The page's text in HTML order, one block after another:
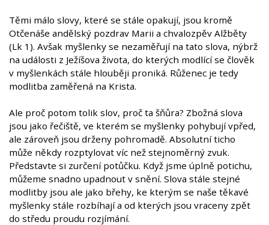
Těmi málo slovy, které se stále opakují, jsou kromě
Otčenáše andělský pozdrav Marii a chvalozpěv Alžběty
(Lk 1). Avšak myšlenky se nezaměřují na tato slova, nýbrž
na události z Ježíšova života, do kterých modlící se člověk
v myšlenkách stále hlouběji proniká. Růženec je tedy
modlitba zaměřená na Krista.
Ale proč potom tolik slov, proč ta šňůra? Zbožná slova
jsou jako řečiště, ve kterém se myšlenky pohybují vpřed,
ale zároveň jsou drženy pohromadě. Absolutní ticho
může někdy rozptylovat víc než stejnoměrný zvuk.
Představte si zurčení potůčku. Když jsme úplně potichu,
můžeme snadno upadnout v snění. Slova stále stejné
modlitby jsou ale jako břehy, ke kterým se naše těkavé
myšlenky stále rozbíhají a od kterých jsou vraceny zpět
do středu proudu rozjímání.